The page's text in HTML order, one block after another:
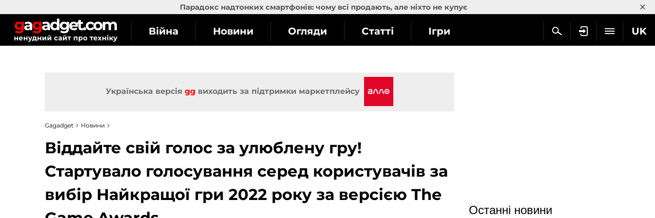
Парадокс надтонких смартфонів: чому всі продають, але ніхто не купує ×
UK
Війна Новини Огляди Статті Ігри
Українська версія gg виходить за підтримки маркетплейсу
Gagadget Новини
Віддайте свій голос за улюблену гру!
Стартувало голосування серед користувачів за
вибір Найкращої гри 2022 року за версією The
Останні новини